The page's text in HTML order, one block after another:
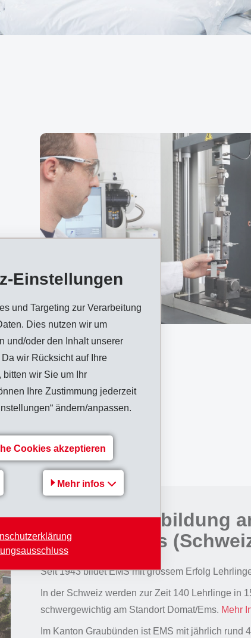
Einstellungen
und Targeting zur Verarbeitung
Dies nutzen wir um
und/oder den Inhalt unserer
wir Rücksicht auf Ihre
bitten wir Sie um Ihr
Ihre Zustimmung jederzeit
ändern/anpassen.
Cookies akzeptieren
Mehr infos
Lehrlingsausbildung
in Domat/Ems
Seit 1943 bildet EMS mit grossem Erfolg
In der Schweiz werden zur Zeit 140 Lehrlinge in
schwergewichtig am Standort Domat/Ems. Mehr
Im Kanton Graubünden ist EMS mit jährlich rund